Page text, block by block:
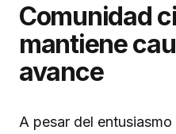
Comunidad
mantiene
avance
A pesar del